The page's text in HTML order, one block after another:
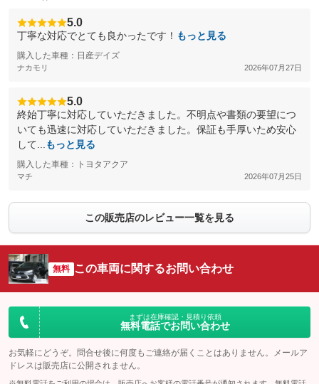
5.0
丁寧な対応でとても良かったです！ もっと見る
購入した車種：日産デイズ
ナカモリ 2026年07月27日
5.0
終始丁寧に対応していただきました。不明点や書類の要望につ
いても迅速に対応していただきました。保証も手厚いため安心
して...
もっと見る
購入した車種：トヨタアクア
マチ 2026年07月25日
この販売店のレビュー一覧を見る
無料 この車両に関するお問い合わせ
まずは在庫確認・見積り依頼
無料電話でお問い合わせ
お気軽にどうぞ。問合せ後に何度もご連絡が届くことはありません。メールア
ドレスは販売店に公開されません。